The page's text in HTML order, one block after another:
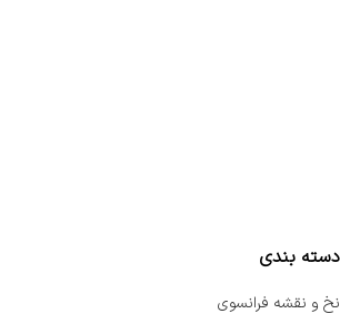
دسته بندی
نخ و نقشه فرانسوی